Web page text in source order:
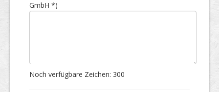
GmbH *)
Noch verfügbare Zeichen: 300